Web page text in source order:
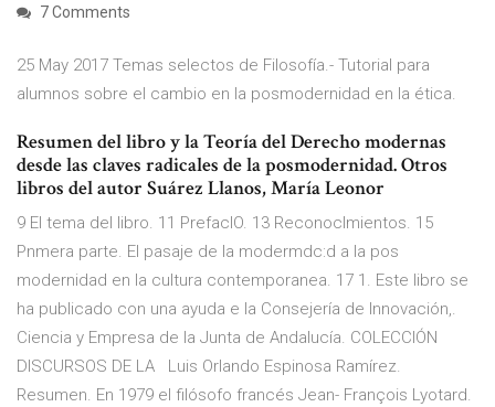
7 Comments
25 May 2017 Temas selectos de Filosofía.- Tutorial para
alumnos sobre el cambio en la posmodernidad en la ética.
Resumen del libro y la Teoría del Derecho modernas
desde las claves radicales de la posmodernidad. Otros
libros del autor Suárez Llanos, María Leonor
9 El tema del libro. 11 PrefacIO. 13 ReconocImientos. 15
Pnmera parte. El pasaje de la modermdc:d a la pos
modernidad en la cultura contemporanea. 17 1. Este libro se
ha publicado con una ayuda e la Consejería de Innovación,.
Ciencia y Empresa de la Junta de Andalucía. COLECCIÓN
DISCURSOS DE LA Luis Orlando Espinosa Ramírez.
Resumen. En 1979 el filósofo francés Jean- François Lyotard.